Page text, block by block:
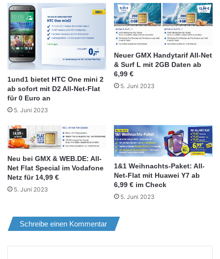
1und1 bietet HTC One mini 2
ab sofort mit D2 All-Net-Flat
für 0 Euro an
5. Juni 2023
Neuer GMX Handytarif All-Net
& Surf L mit 2GB Daten ab
6,99 €
5. Juni 2023
Neu bei GMX & WEB.DE: All-
Net Flat Special im Vodafone
Netz für 14,99 €
5. Juni 2023
1&1 Weihnachts-Paket: All-
Net-Flat mit Huawei Y7 ab
6,99 € im Check
5. Juni 2023
Schreibe einen Kommentar